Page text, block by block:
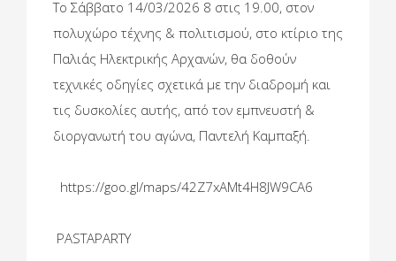
Το Σάββατο 14/03/2026 8 στις 19.00, στον
πολυχώρο τέχνης & πολιτισμού, στο κτίριο της
Παλιάς Ηλεκτρικής Αρχανών, θα δοθούν
τεχνικές οδηγίες σχετικά με την διαδρομή και
τις δυσκολίες αυτής, από τον εμπνευστή &
διοργανωτή του αγώνα, Παντελή Καμπαξή.
https://goo.gl/maps/42Z7xAMt4H8JW9CA6
PASTAPARTY